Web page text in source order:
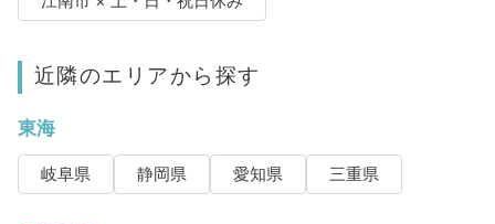
近隣のエリアから探す
東海
岐阜県 静岡県 愛知県 三重県